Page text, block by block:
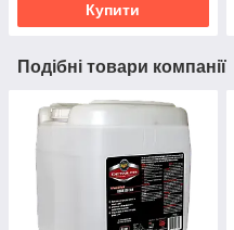
Купити
Подібні товари компанії